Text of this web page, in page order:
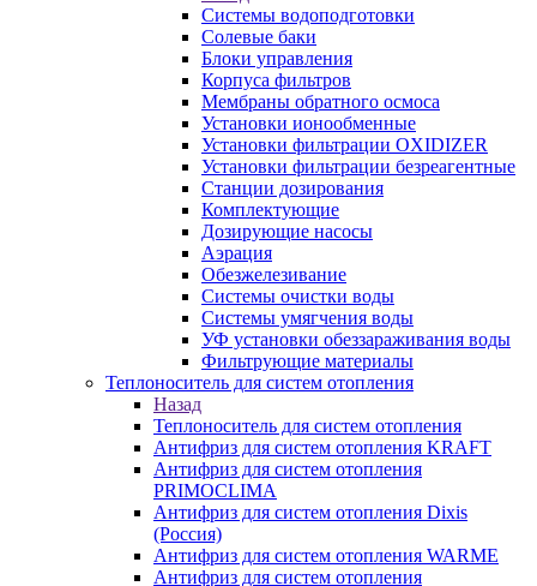
Системы водоподготовки
Солевые баки
Блоки управления
Корпуса фильтров
Мембраны обратного осмоса
Установки ионообменные
Установки фильтрации OXIDIZER
Установки фильтрации безреагентные
Станции дозирования
Комплектующие
Дозирующие насосы
Аэрация
Обезжелезивание
Системы очистки воды
Системы умягчения воды
УФ установки обеззараживания воды
Фильтрующие материалы
Теплоноситель для систем отопления
Назад
Теплоноситель для систем отопления
Антифриз для систем отопления KRAFT
Антифриз для систем отопления
PRIMOCLIMA
Антифриз для систем отопления Dixis
(Россия)
Антифриз для систем отопления WARME
Антифриз для систем отопления